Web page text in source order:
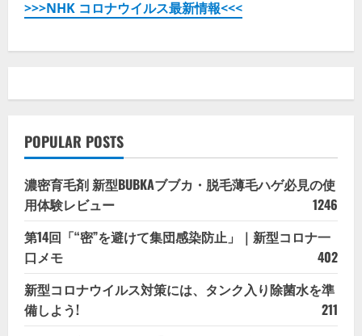
>>>NHK コロナウイルス最新情報<<<
POPULAR POSTS
濃密育毛剤 新型BUBKAブブカ・脱毛薄毛ハゲ必見の使
用体験レビュー
1246
第14回「“密”を避けて集団感染防止」｜新型コロナ一
口メモ
402
新型コロナウイルス対策には、タンク入り除菌水を準
備しよう!
211